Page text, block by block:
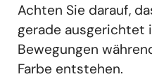
Achten Sie darauf,
gerade ausgerichtet
Bewegungen
Farbe entstehen.